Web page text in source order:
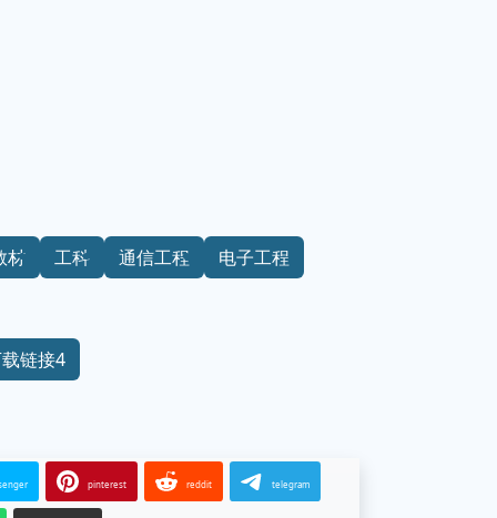
材 工科 通信工程 电子工程
链接4
pinterest reddit telegram